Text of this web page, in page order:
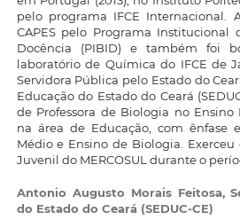
pelo programa IFCE Internacional.
CAPES pelo Programa Institucional
Docência (PIBID) e também foi
laboratório de Química do IFCE de
Servidora Pública pelo Estado do
Educação do Estado do Ceará
de Professora de Biologia no Ensino
na área de Educação, com ênfase
Médio e Ensino de Biologia.
Juvenil do MERCOSUL durante o
Antonio Augusto Morais Feitosa,
do Estado do Ceará (SEDUC-CE)